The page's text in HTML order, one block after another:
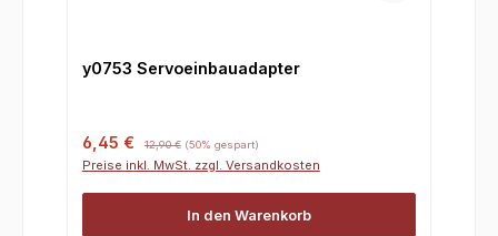
y0753 Servoeinbauadapter
Verkaufspreis:
6,45 € 12,90 € (50% gespart)
Preise inkl. MwSt. zzgl. Versandkosten
In den Warenkorb